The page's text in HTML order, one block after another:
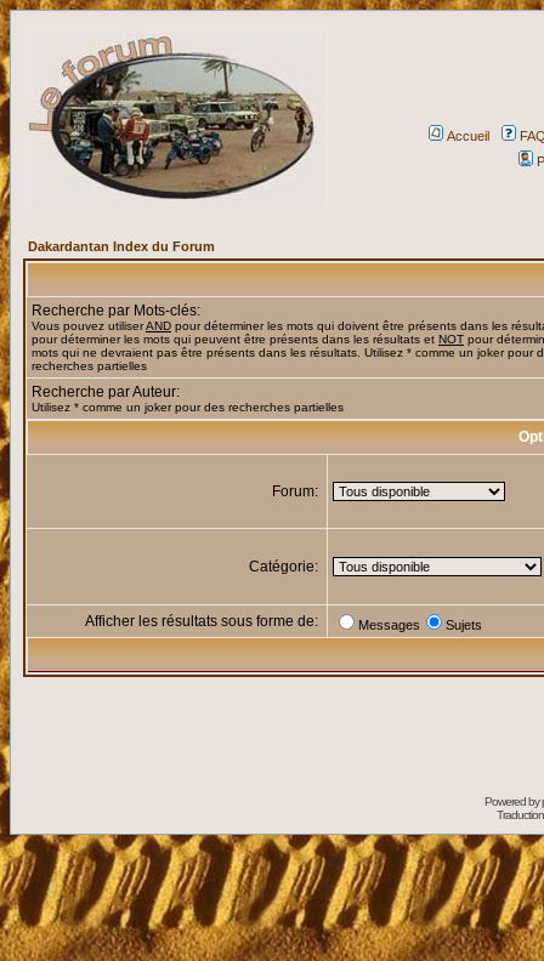
Accueil
Dakardantan Index du Forum
Recherche par Mots-clés:
Vous pouvez utiliserAND pour déterminer les mots qui doivent être présents dans les
pour déterminer les mots qui peuvent être présents dans les résultats et NOT pour
mots qui ne devraient pas être présents dans les résultats. Utilisez * comme un joker pour
recherches partielles
Recherche par Auteur:
Utilisez * comme un joker pour des recherches partielles
Forum:
Catégorie:
Afficher les résultats sous forme de: Messages Sujets
Powered by